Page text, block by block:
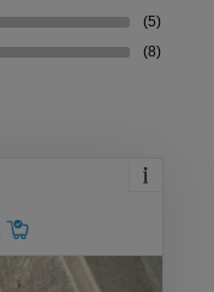
(5)
(8)